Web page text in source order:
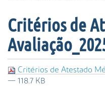
s
A
v
a
n
Critérios de
Critérios de Atestado
— 118.7 KB